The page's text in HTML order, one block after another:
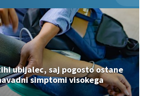
ubijalec, saj pogosto ostane
simptomi visokega